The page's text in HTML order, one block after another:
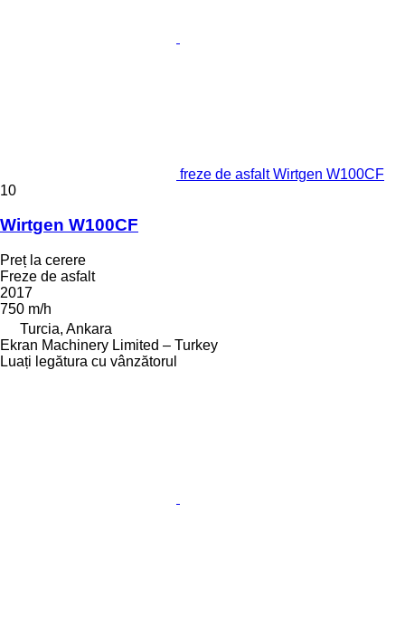
freze de asfalt Wirtgen W100CF
10
Wirtgen W100CF
Preț la cerere
Freze de asfalt
2017
750 m/h
Turcia, Ankara
Ekran Machinery Limited – Turkey
Luați legătura cu vânzătorul